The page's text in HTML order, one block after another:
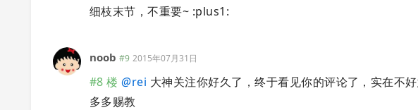
细枝末节，不重要~ :plus1:
noob #9 2015年07月31日
#8 楼 @rei 大神关注你好久了，终于看见你的评论了，实在不
多多赐教